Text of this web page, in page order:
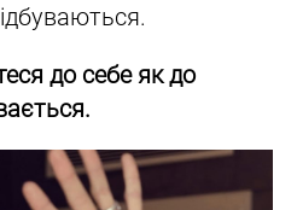
до себе як до